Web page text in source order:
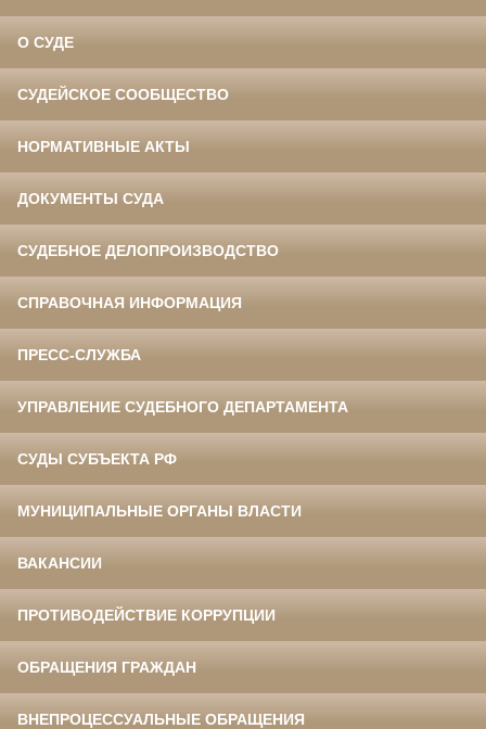
О СУДЕ
СУДЕЙСКОЕ СООБЩЕСТВО
НОРМАТИВНЫЕ АКТЫ
ДОКУМЕНТЫ СУДА
СУДЕБНОЕ ДЕЛОПРОИЗВОДСТВО
СПРАВОЧНАЯ ИНФОРМАЦИЯ
ПРЕСС-СЛУЖБА
УПРАВЛЕНИЕ СУДЕБНОГО ДЕПАРТАМЕНТА
СУДЫ СУБЪЕКТА РФ
МУНИЦИПАЛЬНЫЕ ОРГАНЫ ВЛАСТИ
ВАКАНСИИ
ПРОТИВОДЕЙСТВИЕ КОРРУПЦИИ
ОБРАЩЕНИЯ ГРАЖДАН
ВНЕПРОЦЕССУАЛЬНЫЕ ОБРАЩЕНИЯ